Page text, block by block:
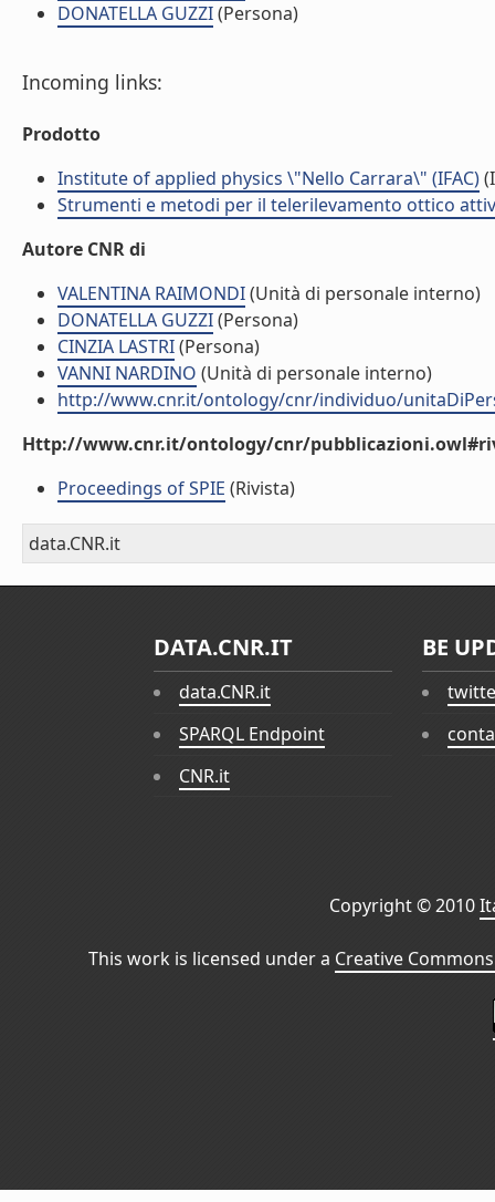
DONATELLA GUZZI(Persona)
Incoming links:
Prodotto
Institute of applied physics \"Nello Carrara\" (IFAC)
Strumenti e metodi per il telerilevamento ottico
Autore CNR di
VALENTINA RAIMONDI(Unità di personale interno)
DONATELLA GUZZI(Persona)
CINZIA LASTRI(Persona)
VANNI NARDINO (Unità di personale interno)
http://www.cnr.it/ontology/cnr/individuo/
Http://www.cnr.it/ontology/cnr/
Proceedings of SPIE (Rivista)
data.CNR.it
DATA.CNR.IT
data.CNR.it
SPARQL Endpoint
CNR.it
BE
Copyright © 2010
This work is licensed under a Creative